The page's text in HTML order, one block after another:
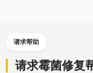
请求帮助
请求霉菌修复